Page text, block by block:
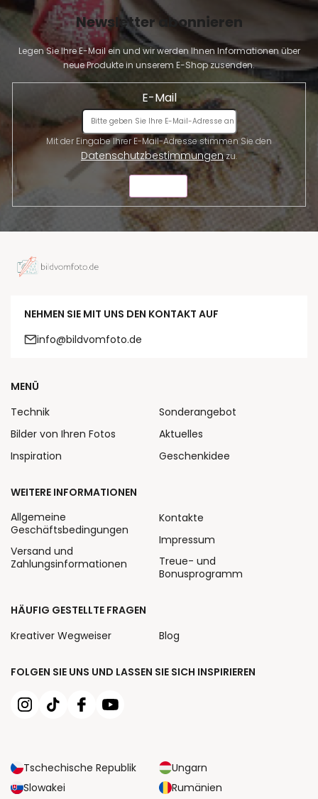
Newsletter abonnieren
Legen Sie Ihre E-Mail ein und wir werden Ihnen Informationen über
neue Produkte in unserem E-Shop zusenden.
E-Mail
Datenschutzbestimmungenzu.
NEHMEN SIE MIT UNS DEN KONTAKT AUF
info@bildvomfoto.de
FOLGEN SIE UNS UND LASSEN SIE SICH INSPIRIEREN
Tschechische Republik
Ungarn
Slowakei
Rumänien
MENÜ
Technik
Bilder von Ihren Fotos
Inspiration
Sonderangebot
Aktuelles
Geschenkidee
WEITERE INFORMATIONEN
Allgemeine
Geschäftsbedingungen
Versand und
Zahlungsinformationen
Kontakte
Impressum
Treue- und
Bonusprogramm
HÄUFIG GESTELLTE FRAGEN
Kreativer Wegweiser
Blog